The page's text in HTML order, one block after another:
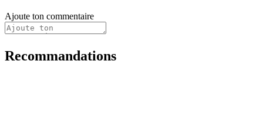
Ajoute ton commentaire
Recommandations